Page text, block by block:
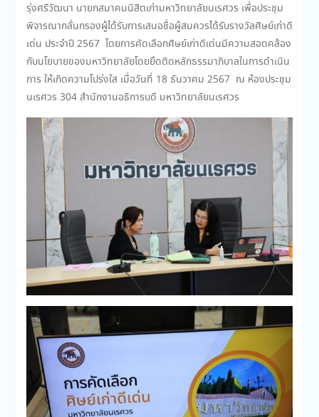
รุ่งศรีวัฒนา นายกสมาคมนิสิตเก่ามหาวิทยาลัยนเรศวร เพื่อประชุม
พิจารณากลั่นกรองผู้ได้รับการเสนอชื่อผู้สมควรได้รับรางวัลศิษย์เก่าดี
เด่น ประจำปี 2567โดยการคัดเลือกศิษย์เก่าดีเด่นมีความสอดคล้อง
กับนโยบายของมหาวิทยาลัยโดยยึดติดหลักธรรมาภิบาลในการดำเนิน
การ ให้เกิดความโปร่งใส เมื่อวันที่ 18 ธันวาคม 2567 ณ ห้องประชุม
นเรศวร 304 สำนักงานอธิการบดี มหาวิทยาลัยนเรศวร